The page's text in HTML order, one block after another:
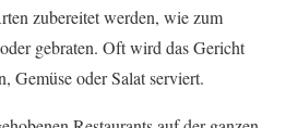
zubereitet werden, wie zum
gebraten. Oft wird das Gericht
oder Salat serviert.